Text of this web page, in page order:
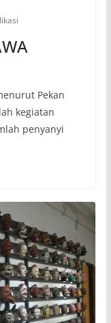
Pekan
kegiatan
penyanyi